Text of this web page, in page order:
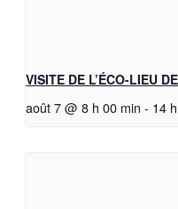
VISITE DE L’ÉCO-LIEU
août 7 @ 8 h 00 min - 14